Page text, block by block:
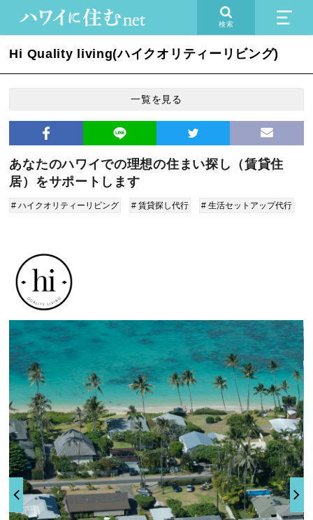
検索
Hi Quality living(ハイクオリティーリビング)
一覧を見る
あなたのハワイでの理想の住まい探し（賃貸住
居）をサポートします
# ハイクオリティーリビング # 賃貸探し代行 # 生活セットアップ代行